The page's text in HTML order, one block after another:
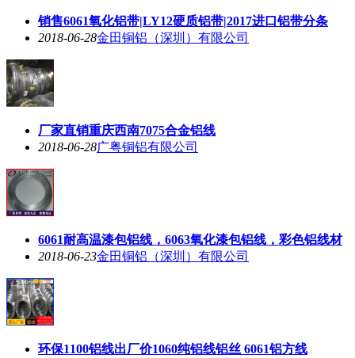
销售6061氧化铝带|LY12硬质铝带|2017进口铝带分条
2018-06-28金田铜铝（深圳）有限公司
厂家直销重庆西南7075合金铝线
2018-06-28广粤铜铝有限公司
6061耐高温漆包铝线，6063氧化漆包铝线，彩色铝线材
2018-06-23金田铜铝（深圳）有限公司
环保1100铝线出厂价1060纯铝线铝丝 6061铝方线